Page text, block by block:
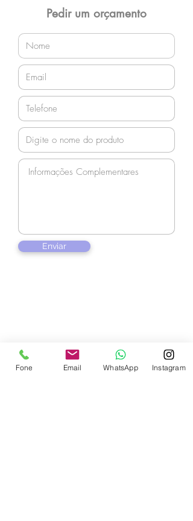
orçamento!Pedir um orçamento
Enviar
Contate-nos
Fone Email WhatsApp Instagram